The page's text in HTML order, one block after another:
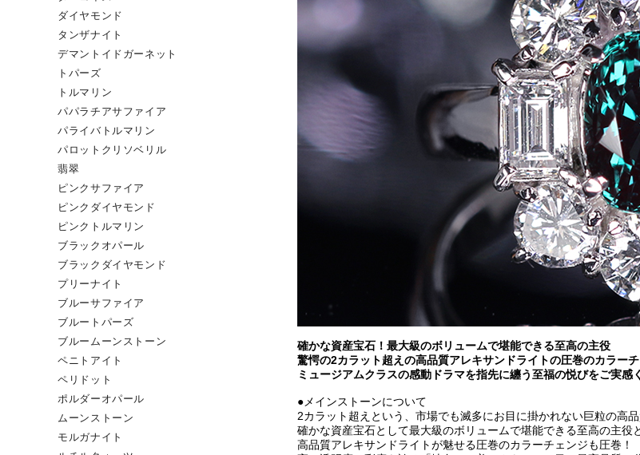
ダイヤモンド
タンザナイト
デマントイドガーネット
トパーズ
トルマリン
パパラチアサファイア
パライバトルマリン
パロットクリソベリル
翡翠
ピンクサファイア
ピンクダイヤモンド
ピンクトルマリン
ブラックオパール
ブラックダイヤモンド
プリーナイト
ブルーサファイア
ブルートパーズ
ブルームーンストーン
ペニトアイト
ペリドット
ポルダーオパール
ムーンストーン
モルガナイト
確かな資産宝石！最大級のボリュームで堪能できる至高の主役
驚愕の2カラット超えの高品質アレキサンドライトの圧巻のカラー
ミュージアムクラスの感動ドラマを指先に纏う至福の悦びをご実感
●メインストーンについて
2カラット超えという、市場でも滅多にお目に掛かれない巨粒の高
確かな資産宝石として最大級のボリュームで堪能できる至高の主役
高品質アレキサンドライトが魅せる圧巻のカラーチェンジも圧巻！